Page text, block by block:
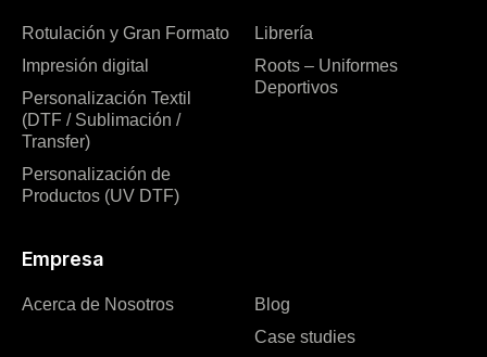
Rotulación y Gran Formato
Impresión digital
Personalización Textil
(DTF / Sublimación /
Transfer)
Personalización de
Productos (UV DTF)
Librería
Roots – Uniformes
Deportivos
Empresa
Acerca de Nosotros
Blog
Case studies